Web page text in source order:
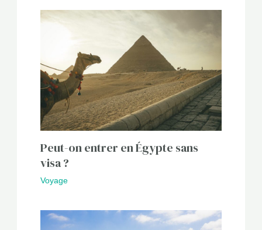
Peut-on entrer en Égypte sans
visa ?
Voyage